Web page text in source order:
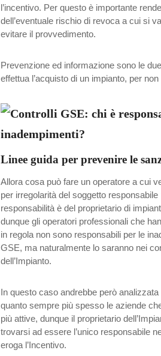
l’incentivo. Per questo è importante
dell’eventuale rischio di revoca a cui si
evitare il provvedimento.
Prevenzione ed informazione sono le
effettua l’acquisto di un impianto, per
Linee guida per prevenire le
Allora cosa può fare un operatore a cui
per irregolarità del soggetto
responsabilità è del proprietario di
dunque gli operatori professionali che
in regola non sono responsabili per le
GSE, ma naturalmente lo saranno nei
dell’Impianto.
In questo caso andrebbe però
quanto sempre più spesso le aziende
più attive, dunque il proprietario
trovarsi ad essere l’unico responsabile
eroga l’Incentivo.